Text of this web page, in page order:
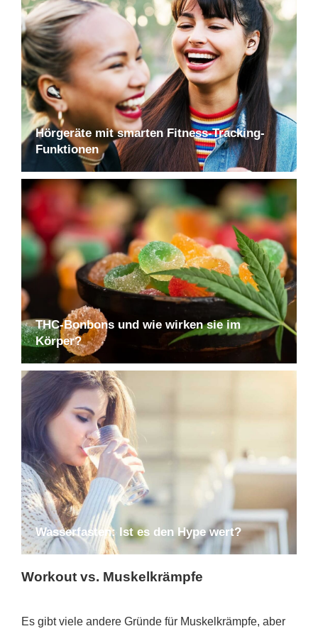
Hörgeräte mit smarten Fitness-Tracking-
Funktionen
THC-Bonbons und wie wirken sie im
Körper?
Wasserfasten: Ist es den Hype wert?
Workout vs. Muskelkrämpfe
Es gibt viele andere Gründe für Muskelkrämpfe, aber